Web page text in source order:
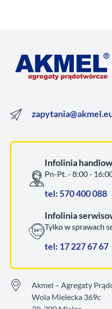
Infolinia
Pn-Pt. - 8:00 -
tel: 570 400 088
Infolinia
Tylko w sprawach
tel: 17 227 67 67
Akmel – Agregaty
Wola Mielecka 369c